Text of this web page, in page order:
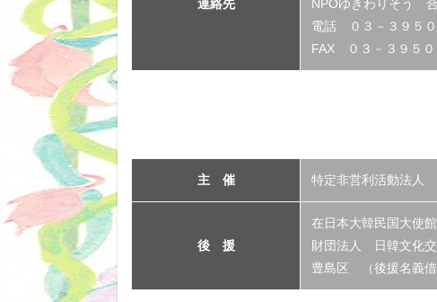
連絡先
NPOゆきわりそう
電話 ０３－３９５０
FAX ０３－３９５０
主 催 特定非営利活動法人
後 援
在日本大韓民国大
財団法人 日韓文化
豊島区 （後援名義